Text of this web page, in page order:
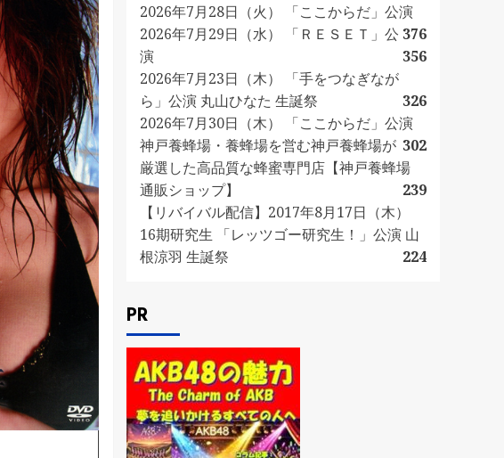
2026年7月28日（火） 「ここからだ」公演
376
2026年7月29日（水） 「ＲＥＳＥＴ」公
演
356
2026年7月23日（木） 「手をつなぎなが
ら」公演 丸山ひなた 生誕祭
326
2026年7月30日（木） 「ここからだ」公演
302
神戸養蜂場・養蜂場を営む神戸養蜂場が
厳選した高品質な蜂蜜専門店【神戸養蜂場
通販ショップ】
239
【リバイバル配信】2017年8月17日（木）
16期研究生 「レッツゴー研究生！」公演 山
根涼羽 生誕祭
224
PR